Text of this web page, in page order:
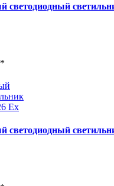
светодиодный
светодиодный